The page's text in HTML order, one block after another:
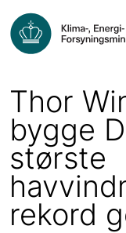
Thor
bygge
største
rekord